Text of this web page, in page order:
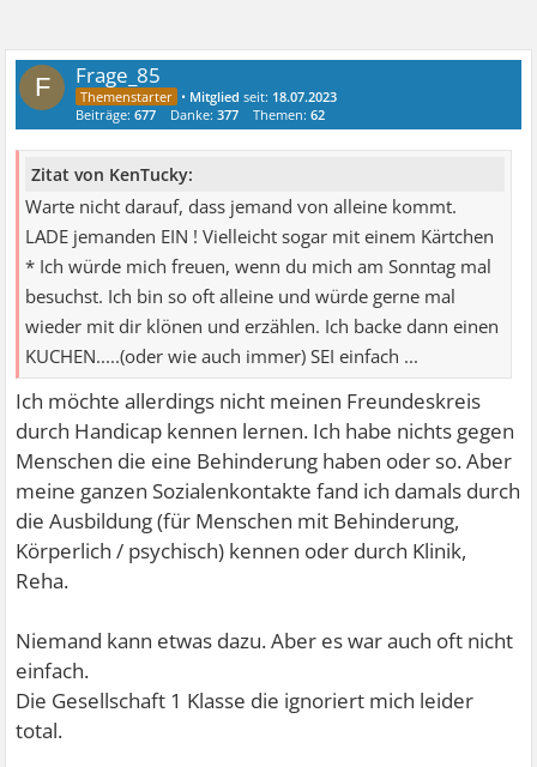
F Frage_85
• Mitglied seit: 18.07.2023
Beiträge:677 Danke:377 Themen:62
Zitat von KenTucky:
Warte nicht darauf, dass jemand von alleine kommt.
LADE jemanden EIN ! Vielleicht sogar mit einem Kärtchen
* Ich würde mich freuen, wenn du mich am Sonntag mal
besuchst. Ich bin so oft alleine und würde gerne mal
wieder mit dir klönen und erzählen. Ich backe dann einen
KUCHEN.....(oder wie auch immer) SEI einfach ...
Ich möchte allerdings nicht meinen Freundeskreis
durch Handicap kennen lernen. Ich habe nichts gegen
Menschen die eine Behinderung haben oder so. Aber
meine ganzen Sozialenkontakte fand ich damals durch
die Ausbildung (für Menschen mit Behinderung,
Körperlich / psychisch) kennen oder durch Klinik,
Reha.
Niemand kann etwas dazu. Aber es war auch oft nicht
einfach.
Die Gesellschaft 1 Klasse die ignoriert mich leider
total.